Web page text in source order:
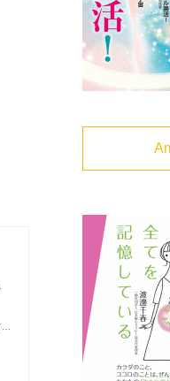
大阪・桃谷☆腸心セラピーAlmo〜腸の潜在意識からストレス・トラウマ・不安などネガテイブな感情を解放して貴女本来の心と体を♪